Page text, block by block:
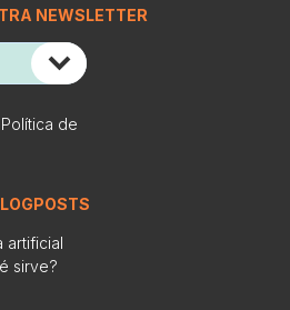
NEWSLETTER
Política de
artificial
sirve?